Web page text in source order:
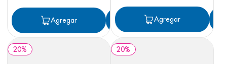
Agregar Agregar
Agregar
20% 20%